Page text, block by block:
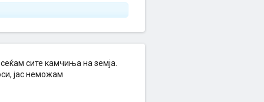
сите камчиња на земја.
јас неможам